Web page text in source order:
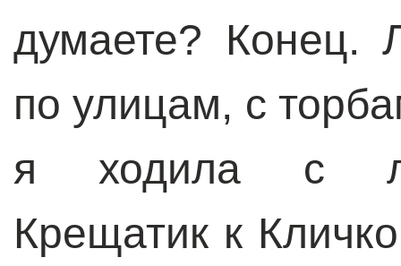
думаете? Конец.
по улицам, с
я ходила с
Крещатик к